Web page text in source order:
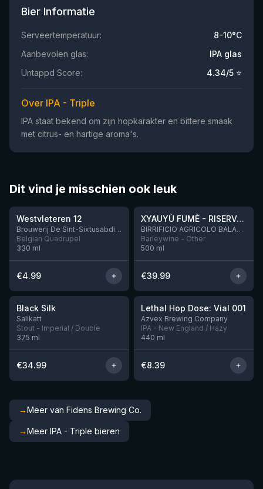
Bier Informatie
Serveertemperatuur:
8-10°C
Aanbevolen glas:
IPA glas
Untappd Score:
4.34/5 ⭐
Over IPA - Triple
IPA staat bekend om zijn hopkarakter en bittere smaak
met citrus- en hartige aroma's.
Dit vind je misschien ook leuk
★4.46
Westvleteren 12
Brouwerij De Sint-Sixtusabdij van Westvleteren
Belgian Quadrupel
330 ml
€4.99
★4.48
XYAUYÙ FUMÈ - RISERVA 2019
BIRRIFICIO AGRICOLO BALADIN - Baladin Indipendente Italian Farm Brewery
Barleywine - Other
500 ml
€39.99
★ 4.53
Black Silk
Salikatt
Stout - Imperial / Double
375 ml
€34.99
Nog 1
★4.29
Lethal Hop Dose: Vial 001
Azvex Brewing Company
IPA - New England / Hazy
440 ml
€8.39
→Meer van Fidens Brewing Co.
→Meer IPA - Triple bieren